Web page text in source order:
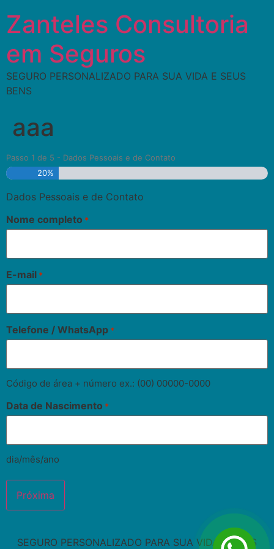
Zanteles Consultoria
em Seguros
SEGURO PERSONALIZADO PARA SUA VIDA E SEUS
BENS
aaa
Passo 1 de 5 - Dados Pessoais e de Contato
20%
Dados Pessoais e de Contato
Nome completo *
E-mail *
Telefone / WhatsApp *
Código de área + número ex.: (00) 00000-0000
Data de Nascimento *
dia/mês/ano
SEGURO PERSONALIZADO PARA SUA VIDA E SEUS